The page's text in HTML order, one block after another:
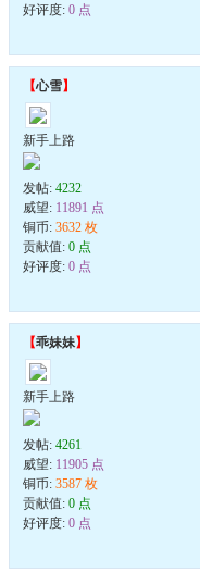
好评度: 0 点
【心雪】
新手上路
发帖: 4232
威望: 11891 点
铜币: 3632 枚
贡献值: 0 点
好评度: 0 点
【乖妹妹】
新手上路
发帖: 4261
威望: 11905 点
铜币: 3587 枚
贡献值: 0 点
好评度: 0 点